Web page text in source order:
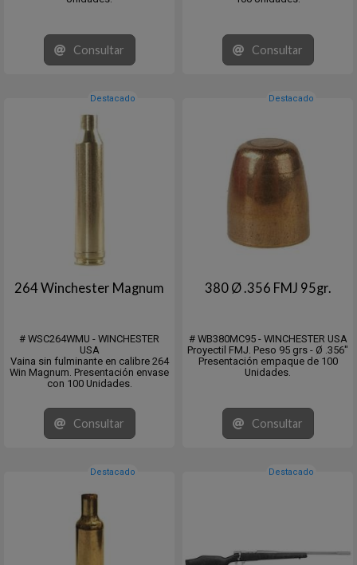
Consultar Consultar
Destacado
264 Winchester Magnum
# WSC264WMU - WINCHESTER
USA
Vaina sin fulminante en calibre 264
Win Magnum. Presentación envase
con 100 Unidades.
Consultar
Destacado
380 Ø .356 FMJ 95gr.
# WB380MC95 - WINCHESTER USA
Proyectil FMJ. Peso 95 grs - Ø .356"
Presentación empaque de 100
Unidades.
Consultar
Destacado Destacado